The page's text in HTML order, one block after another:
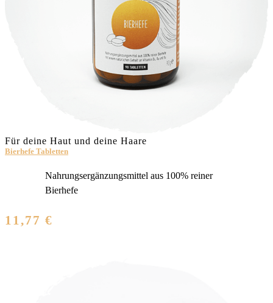
Für deine Haut und deine Haare
Bierhefe Tabletten
Nahrungsergänzungsmittel aus 100% reiner
Bierhefe
11,77 €